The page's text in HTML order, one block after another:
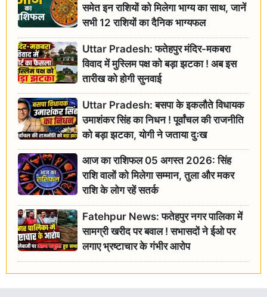
समेत इन राशियों को मिलेगा भाग्य का साथ, जानें
सभी 12 राशियों का दैनिक भाग्यफल
Uttar Pradesh: फतेहपुर मंदिर-मकबरा
विवाद में मुस्लिम पक्ष को बड़ा झटका ! अब इस
तारीख को होगी सुनवाई
Uttar Pradesh: बसपा के इकलौते विधायक
उमाशंकर सिंह का निधन ! पूर्वांचल की राजनीति
को बड़ा झटका, योगी ने जताया दुःख
आज का राशिफल 05 अगस्त 2026: सिंह
राशि वालों को मिलेगा सम्मान, तुला और मकर
राशि के लोग रहें सतर्क
Fatehpur News: फतेहपुर नगर पालिका में
सामग्री खरीद पर बवाल ! सभासदों ने ईओ पर
लगाए भ्रष्टाचार के गंभीर आरोप